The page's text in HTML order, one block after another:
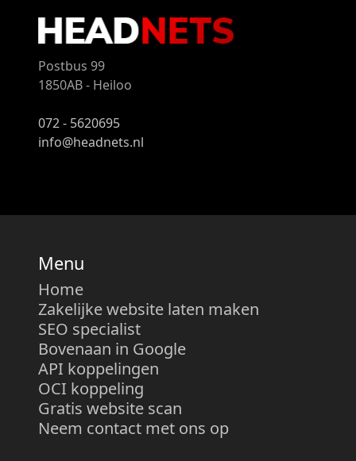
Postbus 99
1850AB - Heiloo
072 - 5620695
info@headnets.nl
Menu
Home
Zakelijke website laten maken
SEO specialist
Bovenaan in Google
API koppelingen
OCI koppeling
Gratis website scan
Neem contact met ons op